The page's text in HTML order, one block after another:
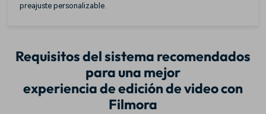
preajuste personalizable.
Requisitos del sistema recomendados
para una mejor
experiencia de edición de video con
Filmora